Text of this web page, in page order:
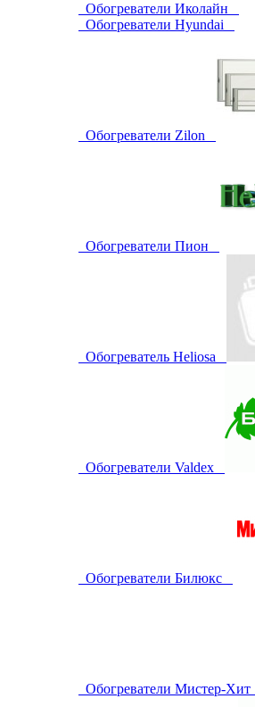
Обогреватели Иколайн
Обогреватели Hyundai
Обогреватели Zilon
Обогреватели Пион
Обогреватель Heliosa
Обогреватели Valdex
Обогреватели Билюкс
Обогреватели Мистер-Хит